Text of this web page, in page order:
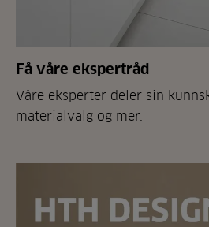
Få våre ekspertråd
Våre eksperter deler sin
materialvalg og mer.